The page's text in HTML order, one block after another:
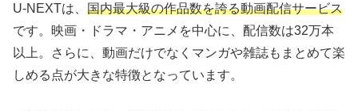
U-NEXTは、 国内最大級の作品数を誇る動画配信サービス
です。映画・ドラマ・アニメを中心に、配信数は32万本
以上。さらに、動画だけでなくマンガや雑誌もまとめて楽
しめる点が大きな特徴となっています。